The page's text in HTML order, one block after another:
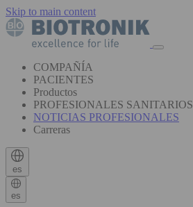
Skip to main content
COMPAÑÍA
PACIENTES
Productos
PROFESIONALES SANITARIOS
NOTICIAS PROFESIONALES
Carreras
es
es